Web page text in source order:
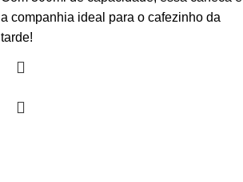
a companhia ideal para o cafezinho da
tarde!